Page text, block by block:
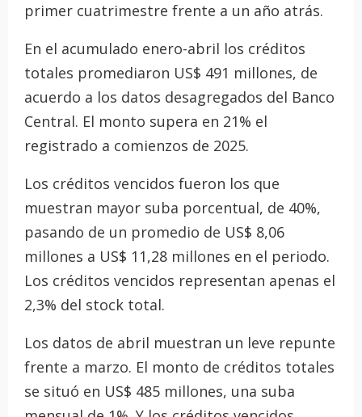
primer cuatrimestre frente a un año atrás.
En el acumulado enero-abril los créditos
totales promediaron US$ 491 millones, de
acuerdo a los datos desagregados del Banco
Central. El monto supera en 21% el
registrado a comienzos de 2025.
Los créditos vencidos fueron los que
muestran mayor suba porcentual, de 40%,
pasando de un promedio de US$ 8,06
millones a US$ 11,28 millones en el periodo.
Los créditos vencidos representan apenas el
2,3% del stock total.
Los datos de abril muestran un leve repunte
frente a marzo. El monto de créditos totales
se situó en US$ 485 millones, una suba